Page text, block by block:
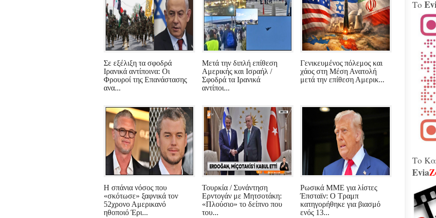
Σε εξέλιξη τα σφοδρά
Ιρανικά αντίποινα: Οι
Φρουροί της Επανάστασης
ανα...
Μετά την διπλή επίθεση
Αμερικής και Ισραήλ /
Σφοδρά τα Ιρανικά
αντίποι...
Γενικευμένος πόλεμος και
χάος στη Μέση Ανατολή
μετά την επίθεση Αμερικ...
Η σπάνια νόσος που
«σκότωσε» ξαφνικά τον
52χρονο Αμερικανό
ηθοποιό Έρι...
Τουρκία / Συνάντηση
Ερντογάν με Μητσοτάκη:
«Πλούσιο» το δείπνο που
του...
Ρωσικά ΜΜΕ για λίστες
Έπσταϊν: Ο Τραμπ
κατηγορήθηκε για βιασμό
ενός 13...
240
Τα
το
Το
Το
Evia